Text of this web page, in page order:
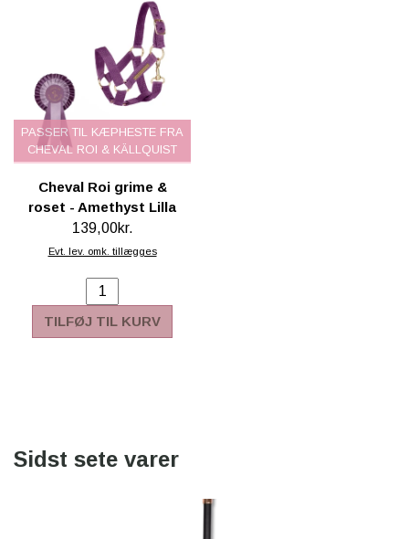
PASSER TIL KÆPHESTE FRA
CHEVAL ROI & KÄLLQUIST
Cheval Roi grime &
roset - Amethyst Lilla
139,00kr.
Evt. lev. omk. tillægges
TILFØJ TIL KURV
Sidst sete varer